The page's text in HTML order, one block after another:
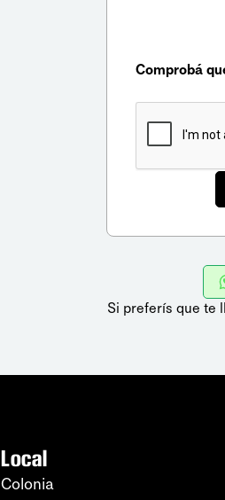
Comprobá
Si preferís que te
Local
Colonia